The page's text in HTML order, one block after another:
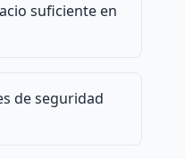
suficiente en
de seguridad